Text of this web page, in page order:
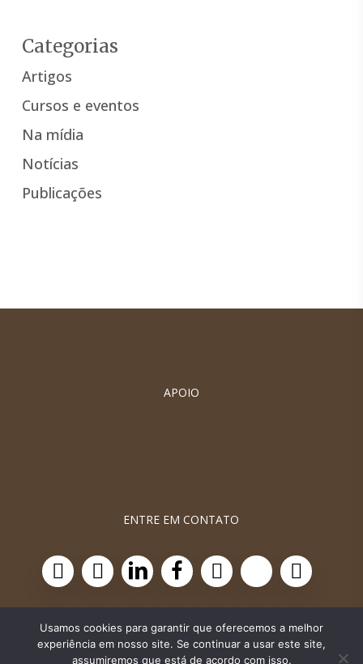
Categorias
Artigos
Cursos e eventos
Na mídia
Notícias
Publicações
APOIO
ENTRE EM CONTATO
Usamos cookies para garantir que oferecemos a melhor
experiência em nosso site. Se continuar a usar este site,
assumiremos que está de acordo com isso.